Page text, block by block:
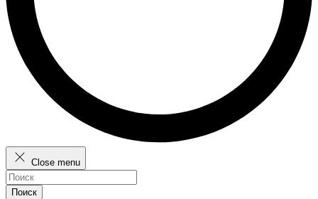
Close menu
Поиск